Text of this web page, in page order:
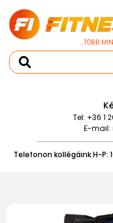
...TÖBB
Tel: +36 1
E-mail:
Telefonon kollégáink H-P: